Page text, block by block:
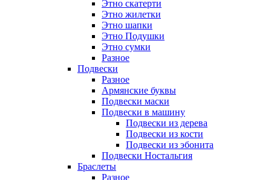
Этно скатерти
Этно жилетки
Этно шапки
Этно Подушки
Этно сумки
Разное
Подвески
Разное
Армянские буквы
Подвески маски
Подвески в машину
Подвески из дерева
Подвески из кости
Подвески из эбонита
Подвески Ностальгия
Браслеты
Разное